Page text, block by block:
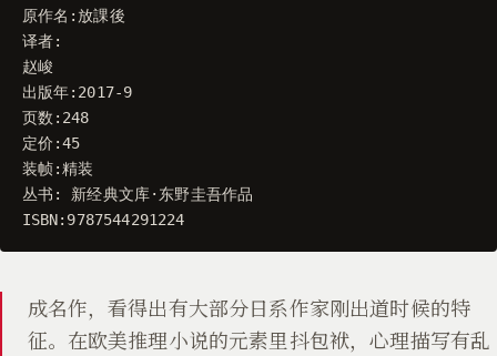
原作名 : 放課後
译者:
赵峻
出版年: 2017-9
页数 : 248
定价 :45
装帧:精装
丛书 : 新经典文库· 东野圭吾作品
ISBN: 9787544291224
成名作，看得出有大部分日系作家刚出道时候的特
征。在欧美推理小说的元素里抖包袱，心理描写有乱